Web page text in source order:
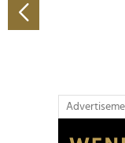
soziale Medien,
Partner führen